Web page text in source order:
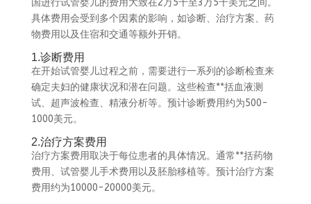
国进行试管婴儿的费用大致在2万5千至3万5千美元之间。
具体费用会受到多个因素的影响，如诊断、治疗方案、药
物费用以及住宿和交通等额外开销。
1.诊断费用
在开始试管婴儿过程之前，需要进行一系列的诊断检查来
确定夫妇的健康状况和潜在问题。这些检查**括血液测
试、超声波检查、精液分析等。预计诊断费用约为500-
1000美元。
2.治疗方案费用
治疗方案费用取决于每位患者的具体情况。通常**括药物
费用、试管婴儿手术费用以及胚胎移植等。预计治疗方案
费用约为10000-20000美元。